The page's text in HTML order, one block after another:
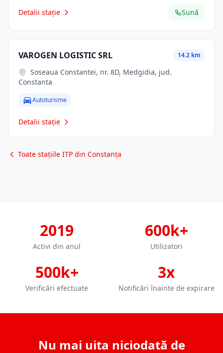
Detalii stație Sună
VAROGEN LOGISTIC SRL 14.2 km
Constanta
Autoturisme
Detalii stație
Toate stațiile ITP din Constanța
2019
Activi din anul
600k+
Utilizatori
500k+
Verificări efectuate
3x
Notificări înainte de expirare
Nu mai uita niciodată de